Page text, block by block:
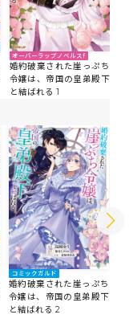
オーバーラップノベルスf
婚約破棄された崖っぷち
令嬢は、帝国の皇弟殿下
と結ばれる 1
コミックガルド
婚約破棄された崖っぷち
令嬢は、帝国の皇弟殿下
と結ばれる 2